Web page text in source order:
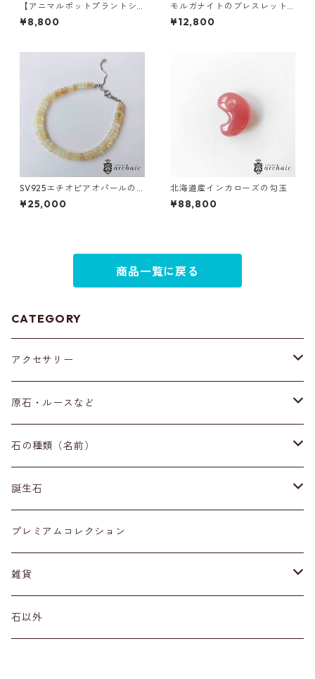
【アニマルポットプラントシ
リーズ】モンキー×セレウス×
丸サボテン
¥8,800
モルガナイトのブレスレット(8
mm)
¥12,800
SV925エチオピアオパールの
ブレスレット(ロンデル)
¥25,000
北海道産インカローズの勾玉
¥88,800
商品一覧に戻る
CATEGORY
アクセサリー
ブレスレット
イヤリング・ピアス
ネックレス・ペンダントトップ
リング
材質
プラチナ
その他アクセサリー
原石・ルースなど
原石
丸玉
標本
磨き石
ルース
石の種類（名前）
ア行
アイオライト
アクアマリン
カ行
カーネリアン
カイヤナイト
サ行
サファイア
タ行
誕生石
１月
２月
３月
プレミアムコレクション
雑貨
天然石雑貨
石以外